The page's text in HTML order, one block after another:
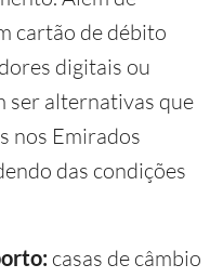
cartão de débito
digitais ou
ser alternativas que
nos Emirados
das condições
casas de câmbio